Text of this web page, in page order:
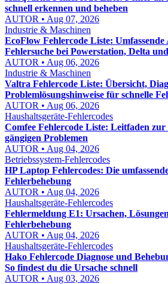
schnell erkennen und beheben
AUTOR • Aug 07, 2026
Industrie & Maschinen
EcoFlow Fehlercode Liste:
Fehlersuche bei Powerstation, Delta
AUTOR • Aug 06, 2026
Industrie & Maschinen
Valtra Fehlercode Liste: Übersicht,
Problemlösungshinweise für schnelle
AUTOR • Aug 06, 2026
Haushaltsgeräte-Fehlercodes
Comfee Fehlercode Liste: Leitfaden
gängigen Problemen
AUTOR • Aug 04, 2026
Betriebssystem-Fehlercodes
HP Laptop Fehlercodes: Die
Fehlerbehebung
AUTOR • Aug 04, 2026
Haushaltsgeräte-Fehlercodes
Fehlermeldung E1: Ursachen,
Fehlerbehebung
AUTOR • Aug 04, 2026
Haushaltsgeräte-Fehlercodes
Hako Fehlercode Diagnose und
So findest du die Ursache schnell
AUTOR • Aug 03, 2026